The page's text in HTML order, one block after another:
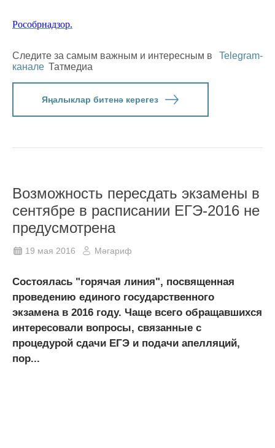
Рособрнадзор.
Следите за самым важным и интересным в
Telegram-
канале Татмедиа
Яңалыклар битенә керегез
Возможность пересдать экзамены в
сентябре в расписании ЕГЭ-2016 не
предусмотрена
19 мая 2016 Мәгариф
Состоялась "горячая линия", посвященная
проведению единого государственного
экзамена в 2016 году. Чаще всего обращавшихся
интересовали вопросы, связанные с
процедурой сдачи ЕГЭ и подачи апелляций,
пор...